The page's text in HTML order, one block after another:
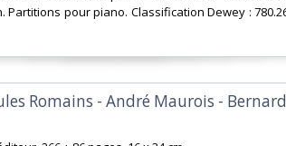
Partitions pour piano. Classification Dewey :
Romains - André Maurois - Bernard